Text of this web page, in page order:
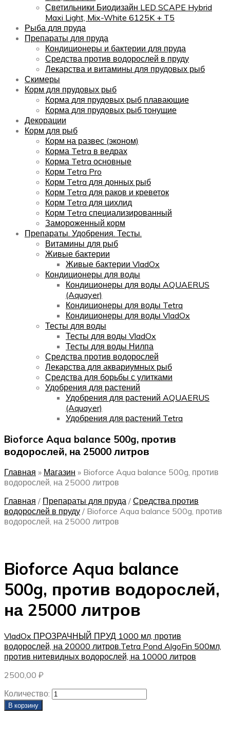
Светильники Биодизайн LED SCAPE Hybrid
Maxi Light, Mix-White 6125K + T5
Рыба для пруда
Препараты для пруда
Кондиционеры и бактерии для пруда
Средства против водорослей в пруду
Лекарства и витамины для прудовых рыб
Скимеры
Корм для прудовых рыб
Корма для прудовых рыб плавающие
Корма для прудовых рыб тонущие
Декорации
Корм для рыб
Корм на развес (эконом)
Корма Tetra в ведрах
Корма Tetra основные
Корм Tetra Pro
Корм Tetra для донных рыб
Корм Tetra для раков и креветок
Корм Tetra для цихлид
Корм Tetra специализированный
Замороженный корм
Препараты. Удобрения. Тесты.
Витамины для рыб
Живые бактерии
Живые бактерии VladOx
Кондиционеры для воды
Кондиционеры для воды AQUAERUS
(Aquayer)
Кондиционеры для воды Tetra
Кондиционеры для воды VladOx
Тесты для воды
Тесты для воды VladOx
Тесты для воды Нилпа
Средства против водорослей
Лекарства для аквариумных рыб
Средства для борьбы с улитками
Удобрения для растений
Удобрения для растений AQUAERUS
(Aquayer)
Удобрения для растений Tetra
Bioforce Aqua balance 500g, против
водорослей, на 25000 литров
Главная » Магазин » Bioforce Aqua balance 500g, против
водорослей, на 25000 литров
Главная / Препараты для пруда / Средства против
водорослей в пруду / Bioforce Aqua balance 500g, против
водорослей, на 25000 литров
Bioforce Aqua balance
500g, против водорослей,
на 25000 литров
VladOx ПРОЗРАЧНЫЙ ПРУД 1000 мл, против
водорослей, на 20000 литров.Tetra Pond AlgoFin 500мл,
против нитевидных водорослей, на 10000 литров
2500,00 ₽
Количество:
В корзину